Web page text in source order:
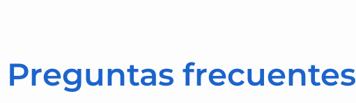
Preguntas frecuentes